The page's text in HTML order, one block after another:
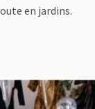
en jardins.